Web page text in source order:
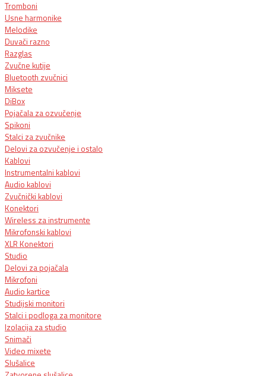
Tromboni
Usne harmonike
Melodike
Duvači razno
Razglas
Zvučne kutije
Bluetooth zvučnici
Miksete
DiBox
Pojačala za ozvučenje
Spikoni
Stalci za zvučnike
Delovi za ozvučenje i ostalo
Kablovi
Instrumentalni kablovi
Audio kablovi
Zvučnički kablovi
Konektori
Wireless za instrumente
Mikrofonski kablovi
XLR Konektori
Studio
Delovi za pojačala
Mikrofoni
Audio kartice
Studijski monitori
Stalci i podloga za monitore
Izolacija za studio
Snimači
Video mixete
Slušalice